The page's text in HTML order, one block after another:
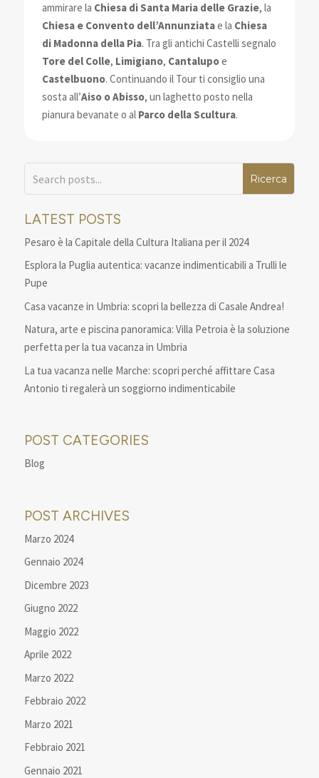
ammirare la Chiesa di Santa Maria delle Grazie, la
Chiesa e Convento dell’Annunziatae la Chiesa
di Madonna della Pia. Tra gli antichi Castelli segnalo
Tore del Colle, Limigiano, Cantalupoe
Castelbuono. Continuando il Tour ti consiglio una
sosta all’Aiso o Abisso, un laghetto posto nella
pianura bevanate o al Parco della Scultura.
LATEST POSTS
Pesaro è la Capitale della Cultura Italiana per il 2024
Esplora la Puglia autentica: vacanze indimenticabili a Trulli le
Pupe
Casa vacanze in Umbria: scopri la bellezza di Casale Andrea!
Natura, arte e piscina panoramica: Villa Petroia è la soluzione
perfetta per la tua vacanza in Umbria
La tua vacanza nelle Marche: scopri perché affittare Casa
Antonio ti regalerà un soggiorno indimenticabile
POST CATEGORIES
Blog
POST ARCHIVES
Marzo 2024
Gennaio 2024
Dicembre 2023
Giugno 2022
Maggio 2022
Aprile 2022
Marzo 2022
Febbraio 2022
Marzo 2021
Febbraio 2021
Gennaio 2021